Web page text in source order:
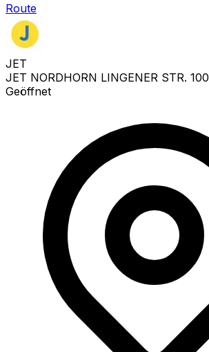
Route
JET
JET NORDHORN LINGENER STR. 100
Geöffnet